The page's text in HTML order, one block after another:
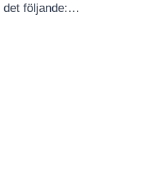
det följande:…